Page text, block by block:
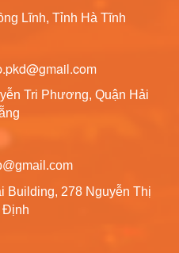
Sáng Cao
8m, 9m,
Sáng Sân
Sáng
Đế
Lĩnh, Tỉnh Hà Tĩnh
Tri Phương, Quận Hải
Building, 278 Nguyễn Thị
Định